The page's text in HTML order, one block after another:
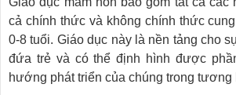
cả chính thức và không chính thức
0-8 tuổi. Giáo dục này là nền tảng cho
đứa trẻ và có thể định hình được
hướng phát triển của chúng trong tương